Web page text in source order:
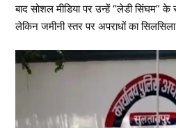
बाद सोशल मीडिया पर उन्हें “लेडी सिंघम” के
लेकिन जमीनी स्तर पर अपराधों का